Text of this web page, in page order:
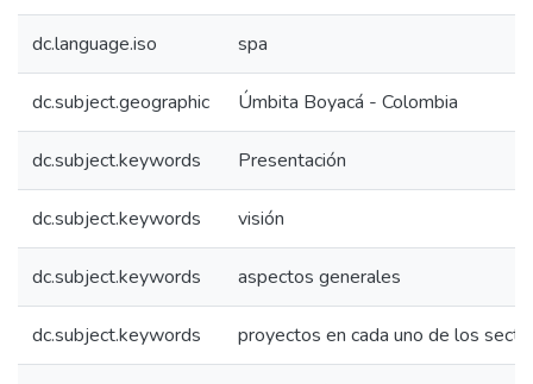
dc.language.iso spa
dc.subject.geographic Úmbita Boyacá - Colombia
dc.subject.keywords Presentación
dc.subject.keywords visión
dc.subject.keywords aspectos generales
dc.subject.keywords proyectos en cada uno de los